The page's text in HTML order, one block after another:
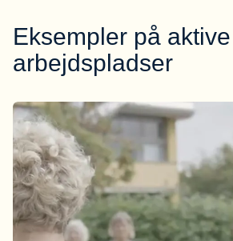
Eksempler på aktive
arbejdspladser